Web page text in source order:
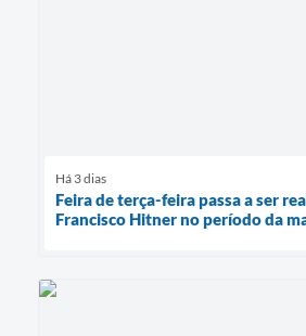
Há 3 dias
Feira de terça-feira passa a ser
Francisco Hitner no período da